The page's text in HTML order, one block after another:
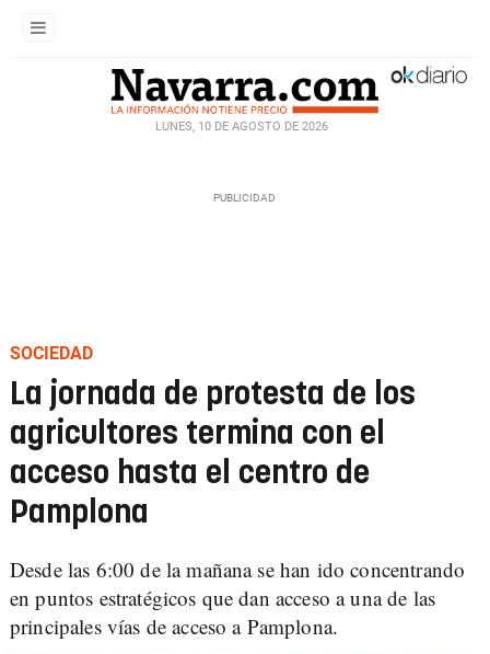
LUNES, 10 DE AGOSTO DE 2026
SOCIEDAD
La jornada de protesta de los
agricultores termina con el
acceso hasta el centro de
Pamplona
Desde las 6:00 de la mañana se han ido concentrando
en puntos estratégicos que dan acceso a una de las
principales vías de acceso a Pamplona.